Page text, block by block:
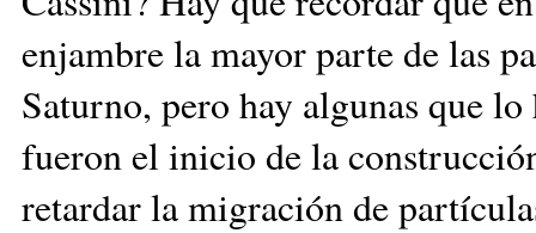
enjambre la mayor parte de las
Saturno, pero hay algunas que
fueron el inicio de la
retardar la migración de